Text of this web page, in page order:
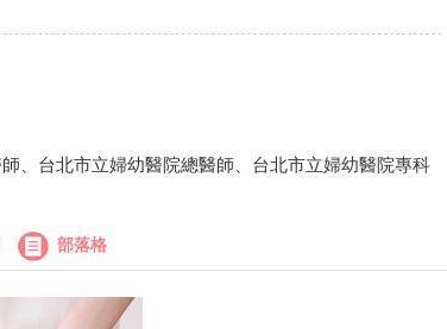
、台北市立婦幼醫院總醫師、台北市立婦幼醫院專科
部落格